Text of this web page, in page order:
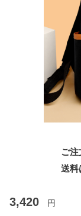
ご注
送料
3,420 円